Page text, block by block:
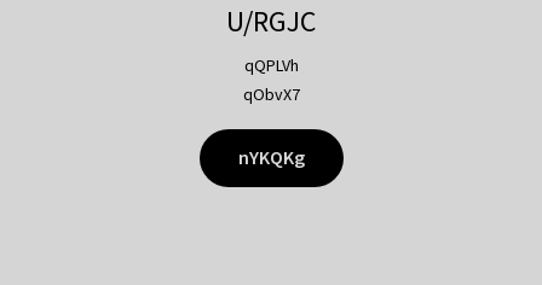
U/RGJC
qQPLVh
qObvX7
nYKQKg